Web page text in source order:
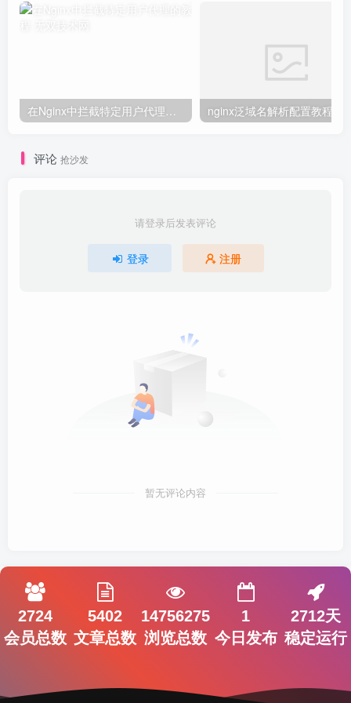
在Nginx中拦截特定用户代理的教程 nginx泛域名解析配置教程
评论 抢沙发
请登录后发表评论
登录 注册
暂无评论内容
2724
会员总数
5402
文章总数
14756275
浏览总数
1
今日发布
2712天
稳定运行